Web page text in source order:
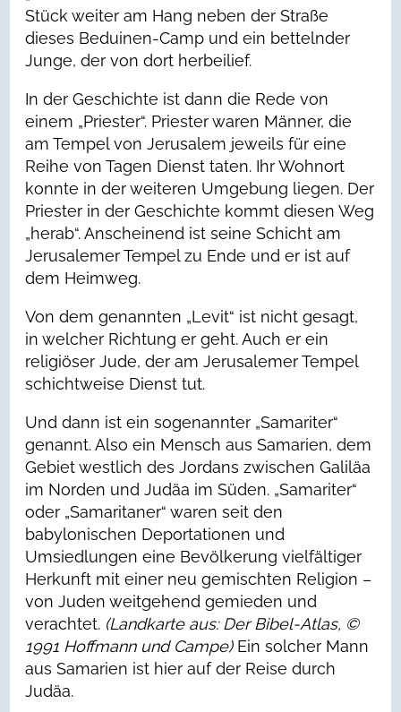
Stück weiter am Hang neben der Straße
dieses Beduinen-Camp und ein bettelnder
Junge, der von dort herbeilief.
In der Geschichte ist dann die Rede von
einem „Priester“. Priester waren Männer, die
am Tempel von Jerusalem jeweils für eine
Reihe von Tagen Dienst taten. Ihr Wohnort
konnte in der weiteren Umgebung liegen. Der
Priester in der Geschichte kommt diesen Weg
„herab“. Anscheinend ist seine Schicht am
Jerusalemer Tempel zu Ende und er ist auf
dem Heimweg.
Von dem genannten „Levit“ ist nicht gesagt,
in welcher Richtung er geht. Auch er ein
religiöser Jude, der am Jerusalemer Tempel
schichtweise Dienst tut.
Und dann ist ein sogenannter „Samariter“
genannt. Also ein Mensch aus Samarien, dem
Gebiet westlich des Jordans zwischen Galiläa
im Norden und Judäa im Süden. „Samariter“
oder „Samaritaner“ waren seit den
babylonischen Deportationen und
Umsiedlungen eine Bevölkerung vielfältiger
Herkunft mit einer neu gemischten Religion –
von Juden weitgehend gemieden und
verachtet. (Landkarte aus: Der Bibel-Atlas, ©
1991 Hoffmann und Campe)Ein solcher Mann
aus Samarien ist hier auf der Reise durch
Judäa.